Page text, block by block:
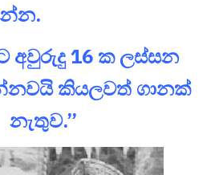
යන්න.
අවුරුදු 16 ක ලස්සන
කියලවත් ගානක්
නැතුව.”